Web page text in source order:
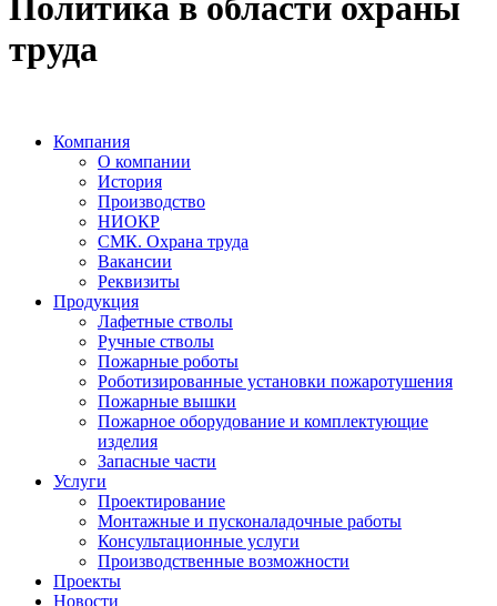
Политика в области охраны
труда
Компания
О компании
История
Производство
НИОКР
СМК. Охрана труда
Вакансии
Реквизиты
Продукция
Лафетные стволы
Ручные стволы
Пожарные роботы
Роботизированные установки пожаротушения
Пожарные вышки
Пожарное оборудование и комплектующие
изделия
Запасные части
Услуги
Проектирование
Монтажные и пусконаладочные работы
Консультационные услуги
Производственные возможности
Проекты
Новости